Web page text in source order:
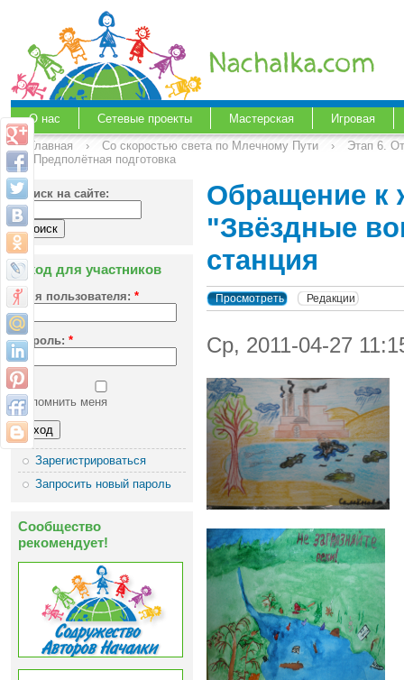
О нас Сетевые проекты Мастерская
Игровая
Главная
› Со скоростью света по Млечному Пути ›
Этап 6.
1. Предполётная подготовка
Поиск на сайте:
Вход для участников
Имя пользователя: *
Пароль: *
Запомнить меня
Зарегистрироваться
Запросить новый пароль
Сообщество
рекомендует!
Обращение к
"Звёздные
станция
Просмотреть Редакции
Ср, 2011-04-27